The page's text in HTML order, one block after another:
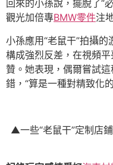
回來的小孫說，擺脫了“
觀光加倍專BMW零件注
小孫應用“老鼠干”拍攝
構成強烈反差，在視頻平
贊。她表現，偶爾嘗試
錯，“算是一種對精致化
▲一些“老鼠干”定制店